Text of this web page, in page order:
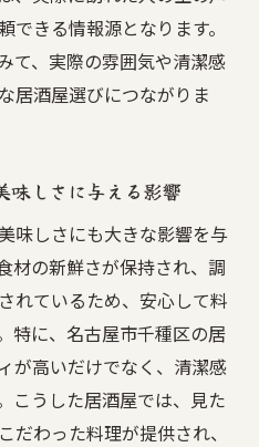
きる情報源となります。
て、実際の雰囲気や清潔感
居酒屋選びにつながりま
味しさに与える影響
味しさにも大きな影響を与
材の新鮮さが保持され、調
れているため、安心して料
特に、名古屋市千種区の居
が高いだけでなく、清潔感
こうした居酒屋では、見た
だわった料理が提供され、